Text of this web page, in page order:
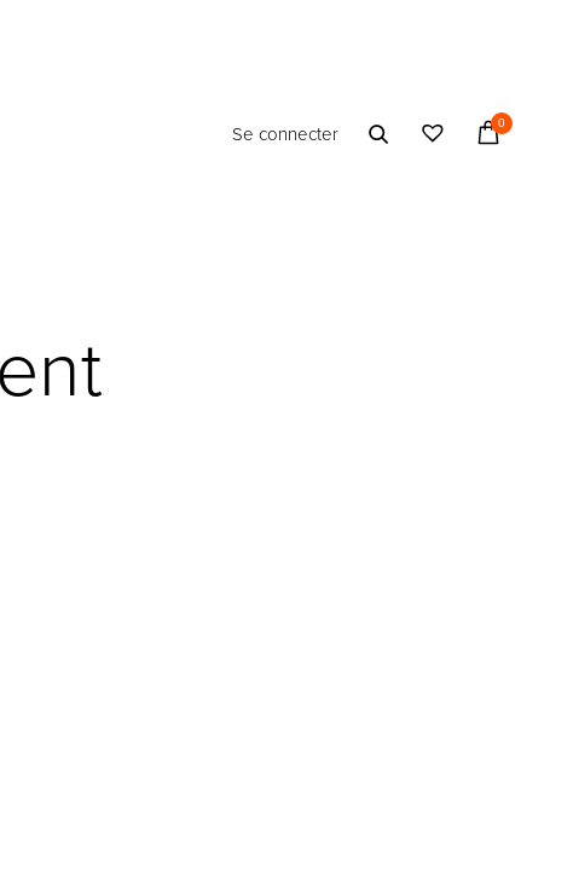
Se connecter
0